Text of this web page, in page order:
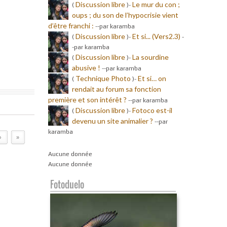
› »
( Discussion libre)- Le mur du con ;
oups ; du son de l’hypocrisie vient
d’être franchi : --par karamba
( Discussion libre)- Et si... (Vers2.3) -
-par karamba
( Discussion libre)- La sourdine
abusive ! --par karamba
( Technique Photo )- Et si… on
rendait au forum sa fonction
première et son intérêt ? --par karamba
( Discussion libre)- Fotoco est-il
devenu un site animalier ? --par
karamba
Aucune donnée
Aucune donnée
Fotoduelo